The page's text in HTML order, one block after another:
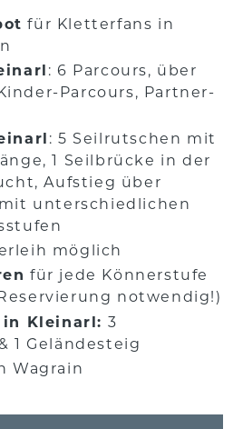
für Kletterfans in
: 6 Parcours, über
Parcours, Partner-
: 5 Seilrutschen mit
1 Seilbrücke in der
Aufstieg über
unterschiedlichen
möglich
für jede Könnerstufe
notwendig!)
Kleinarl: 3
1 Geländesteig
Wagrain